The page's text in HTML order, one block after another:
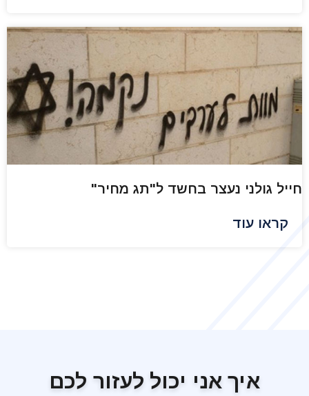
חייל גולני נעצר בחשד ל"תג מחיר"
קראו עוד
איך אני יכול לעזור לכם